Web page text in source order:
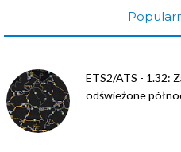
ETS2/ATS - 1.32:
odświeżone